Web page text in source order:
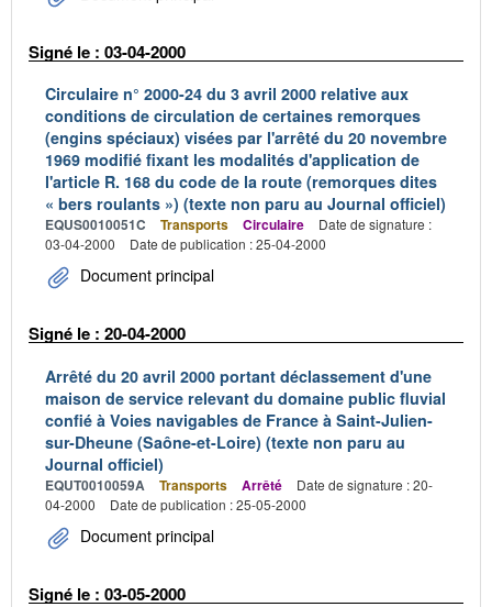
Signé le : 03-04-2000
Circulaire n° 2000-24 du 3 avril 2000 relative aux
conditions de circulation de certaines remorques
(engins spéciaux) visées par l'arrêté du 20 novembre
1969 modifié fixant les modalités d'application de
l'article R. 168 du code de la route (remorques dites
« bers roulants ») (texte non paru au Journal officiel)
EQUS0010051C Transports Circulaire
Date de signature :
03-04-2000
Date de publication : 25-04-2000
Document principal
Signé le : 20-04-2000
Arrêté du 20 avril 2000 portant déclassement d'une
maison de service relevant du domaine public fluvial
confié à Voies navigables de France à Saint-Julien-
sur-Dheune (Saône-et-Loire) (texte non paru au
Journal officiel)
EQUT0010059A Transports Arrêté
Date de signature : 20-
04-2000
Date de publication : 25-05-2000
Document principal
Signé le : 03-05-2000